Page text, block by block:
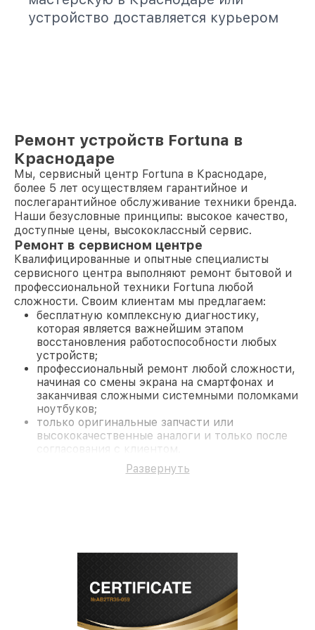
устройство доставляется курьером
Ремонт устройств Fortuna в
Краснодаре
Мы, сервисный центр Fortuna в Краснодаре,
более 5 лет осуществляем гарантийное и
послегарантийное обслуживание техники бренда.
Наши безусловные принципы: высокое качество,
доступные цены, высококлассный сервис.
Ремонт в сервисном центре
Квалифицированные и опытные специалисты
сервисного центра выполняют ремонт бытовой и
профессиональной техники Fortuna любой
сложности. Своим клиентам мы предлагаем:
бесплатную комплексную диагностику,
которая является важнейшим этапом
восстановления работоспособности любых
устройств;
профессиональный ремонт любой сложности,
начиная со смены экрана на смартфонах и
заканчивая сложными системными поломками
ноутбуков;
только оригинальные запчасти или
высококачественные аналоги и только после
согласования с клиентом.
На все работы и замененные комплектующие
предоставляется длительная гарантия. В случае
современное оборудование и
лицензированное ПО в ремонтно-
диагностических мастерских;
Развернуть